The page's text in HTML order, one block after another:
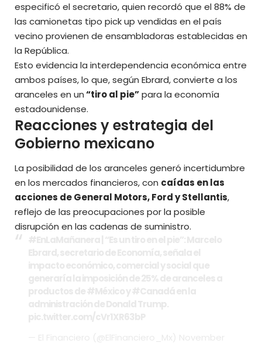
especificó el secretario, quien recordó que el 88% de
las camionetas tipo pick up vendidas en el país
vecino provienen de ensambladoras establecidas en
la República.
Esto evidencia la interdependencia económica entre
ambos países, lo que, según Ebrard, convierte a los
aranceles en un“tiro al pie”para la economía
estadounidense.
Reacciones y estrategia del
Gobierno mexicano
La posibilidad de los aranceles generó incertidumbre
en los mercados financieros, con caídas en las
acciones de General Motors, Ford y Stellantis,
reflejo de las preocupaciones por la posible
disrupción en las cadenas de suministro.